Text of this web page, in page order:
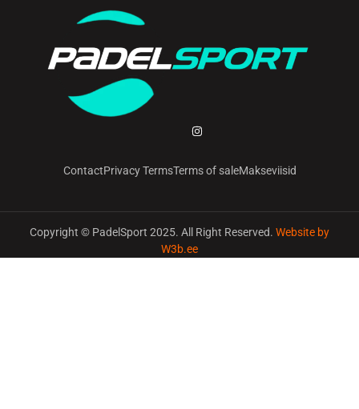
ContactPrivacy TermsTerms of saleMakseviisid
Copyright © PadelSport 2025. All Right Reserved. Website by
W3b.ee